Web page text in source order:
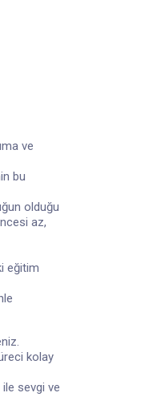
ve
bu
olduğu
az,
eğitim
kolay
sevgi ve